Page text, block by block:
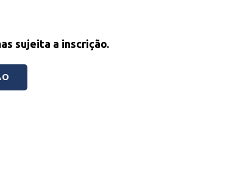
sujeita a inscrição.